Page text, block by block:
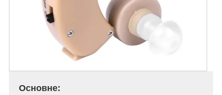
Основне: